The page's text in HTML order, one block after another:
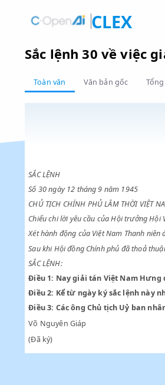
CLEX
Sắc lệnh 30 về
Toàn văn
SẮC LỆNH
Số 30 ngày 12 tháng 9 năm 1945
CHỦ TỊCH CHÍNH PHỦ LÂM THỜI
Chiểu chi lời yêu cầu của Hội
Xét hành động của Việt Nam Thanh
Sau khi Hội đồng Chính phủ đã
SẮC LỆNH:
Điều 1:Nay giải tán Việt Nam
Điều 2:Kể từ ngày ký sắc lệnh
Điều 3: